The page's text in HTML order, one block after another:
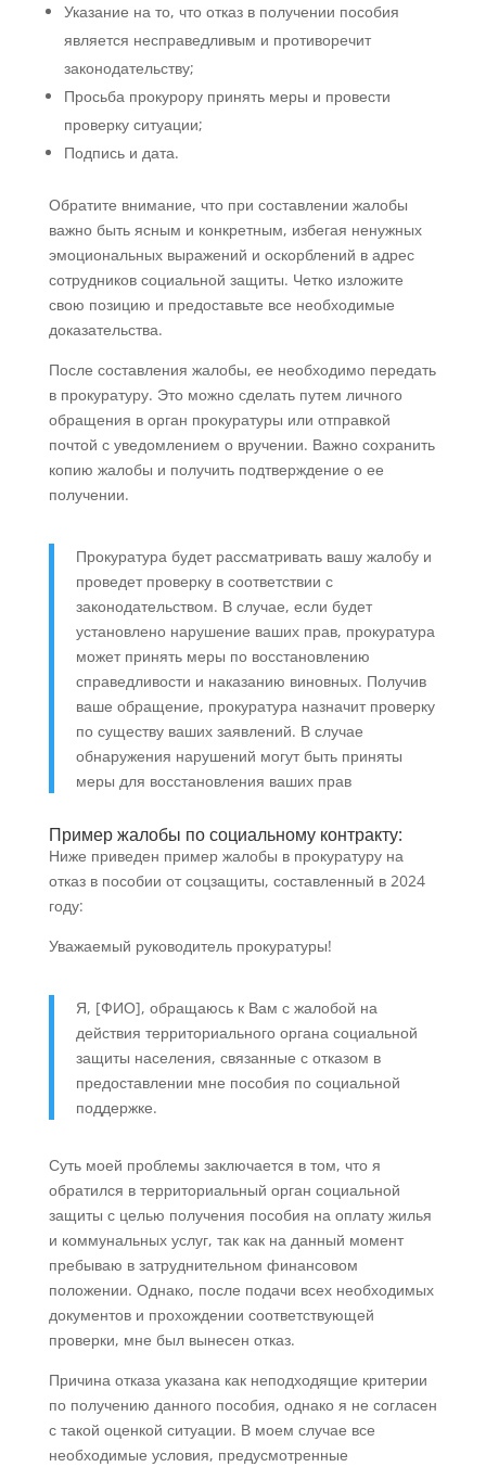
Указание на то, что отказ в получении пособия
является несправедливым и противоречит
законодательству;
Просьба прокурору принять меры и провести
проверку ситуации;
Подпись и дата.
Обратите внимание, что при составлении жалобы
важно быть ясным и конкретным, избегая ненужных
эмоциональных выражений и оскорблений в адрес
сотрудников социальной защиты. Четко изложите
свою позицию и предоставьте все необходимые
доказательства.
После составления жалобы, ее необходимо передать
в прокуратуру. Это можно сделать путем личного
обращения в орган прокуратуры или отправкой
почтой с уведомлением о вручении. Важно сохранить
копию жалобы и получить подтверждение о ее
получении.
Прокуратура будет рассматривать вашу жалобу и
проведет проверку в соответствии с
законодательством. В случае, если будет
установлено нарушение ваших прав, прокуратура
может принять меры по восстановлению
справедливости и наказанию виновных. Получив
ваше обращение, прокуратура назначит проверку
по существу ваших заявлений. В случае
обнаружения нарушений могут быть приняты
меры для восстановления ваших прав
Пример жалобы по социальному контракту:
Ниже приведен пример жалобы в прокуратуру на
отказ в пособии от соцзащиты, составленный в 2024
году:
Уважаемый руководитель прокуратуры!
Я, [ФИО], обращаюсь к Вам с жалобой на
действия территориального органа социальной
защиты населения, связанные с отказом в
предоставлении мне пособия по социальной
поддержке.
Суть моей проблемы заключается в том, что я
обратился в территориальный орган социальной
защиты с целью получения пособия на оплату жилья
и коммунальных услуг, так как на данный момент
пребываю в затруднительном финансовом
положении. Однако, после подачи всех необходимых
документов и прохождении соответствующей
проверки, мне был вынесен отказ.
Причина отказа указана как неподходящие критерии
по получению данного пособия, однако я не согласен
с такой оценкой ситуации. В моем случае все
необходимые условия, предусмотренные